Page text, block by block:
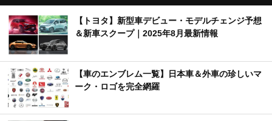
【トヨタ】新型車デビュー・モデルチェンジ予想
＆新車スクープ｜2025年8月最新情報
【車のエンブレム一覧】日本車＆外車の珍しいマ
ーク・ロゴを完全網羅